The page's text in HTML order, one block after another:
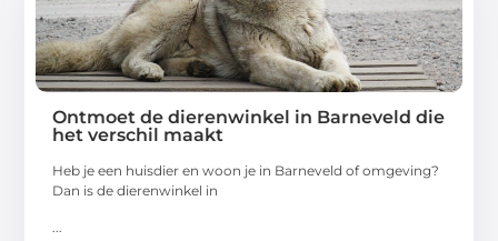
Ontmoet de dierenwinkel in Barneveld die
het verschil maakt
Heb je een huisdier en woon je in Barneveld of omgeving?
Dan is de dierenwinkel in